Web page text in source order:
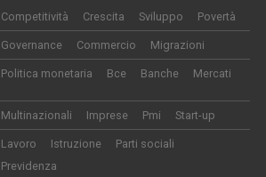
Competitività Crescita Sviluppo Povertà
Governance Commercio Migrazioni
Politica monetaria Bce Banche Mercati
Multinazionali Imprese Pmi Start-up
Lavoro Istruzione
Parti sociali
Previdenza